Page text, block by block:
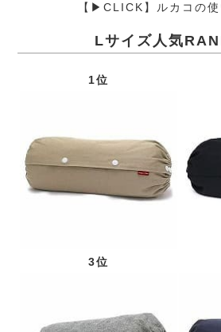
【▶CLICK】ルカコの
Lサイズ人気
1位
3位